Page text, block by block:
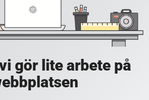
gör lite arbete på